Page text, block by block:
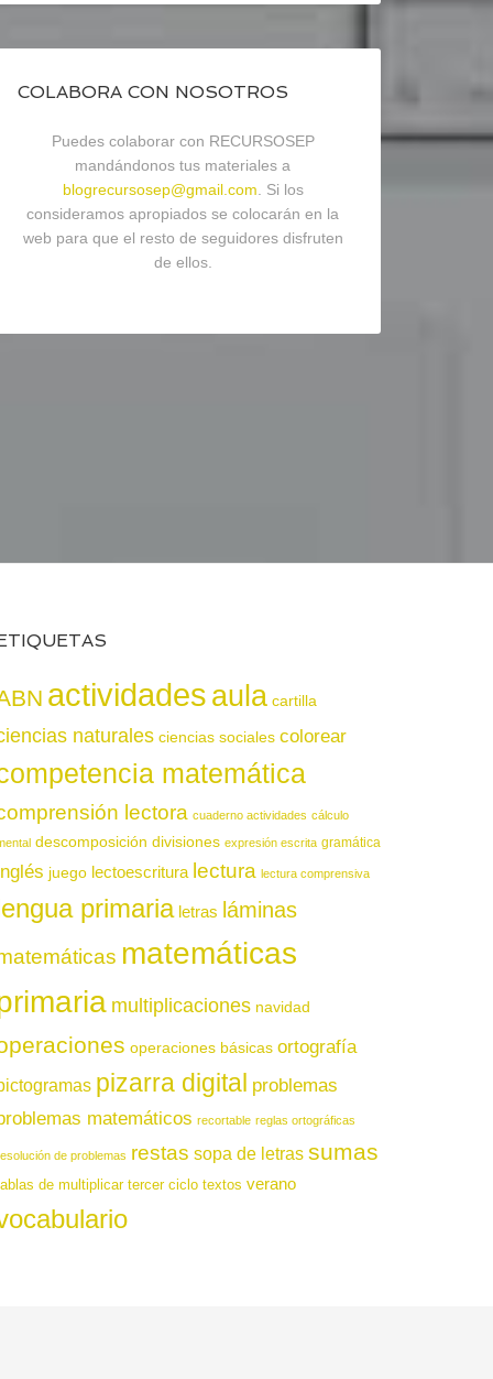
COLABORA CON NOSOTROS
Puedes colaborar con RECURSOSEP
mandándonos tus materiales a
blogrecursosep@gmail.com . Si los
consideramos apropiados se colocarán en la
web para que el resto de seguidores disfruten
de ellos.
actividadesaula cartilla
naturales ciencias sociales colorear
matemática
lectora cuaderno actividades cálculo
descomposición divisiones expresión escrita gramática
juego lectoescritura lectura lectura comprensiva
primaria letras láminas
matemáticas
multiplicaciones navidad
operaciones básicas ortografía
pizarra digital problemas
matemáticos recortable reglas ortográficas
de problemas restas sopa de letras sumas
de multiplicar tercer ciclo textos verano